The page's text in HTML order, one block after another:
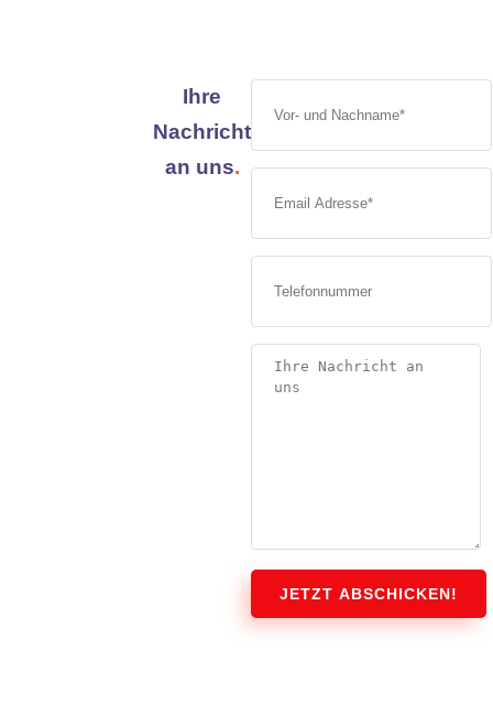
Ihre
Nachricht
an uns.
JETZT ABSCHICKEN!